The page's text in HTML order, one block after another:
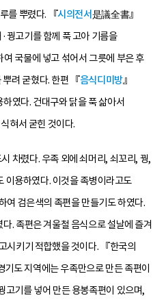
를 뿌렸다. 『시의전서是議全書』
꿩고기를 함께 푹 고아 기름을
국물에 넣고 섞어서 그릇에 부은 후
려 굳혔다. 한편 『음식디미방』
였다. 건대구와 닭을 푹 삶아서
혀서 굳힌 것이다.
차렸다. 우족 외에 쇠머리, 쇠꼬리, 꿩,
이용하였다. 이것을 족병이라고도
여 검은색의 족편을 만들기도 하였다.
. 족편은 겨울철 음식으로 설날에 즐겨
시키기 적합했을 것이다. 『한국의
도 지역에는 우족만으로 만든 족편이
고기를 넣어 만든 용봉족편이 있으며,